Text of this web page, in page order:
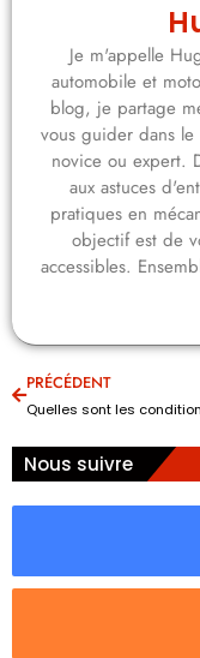
Je m'appelle
automobile et
blog, je partage
vous guider dans
novice ou expert.
aux astuces
pratiques en
objectif est de
accessibles.
PRÉCÉDENT
Nous suivre